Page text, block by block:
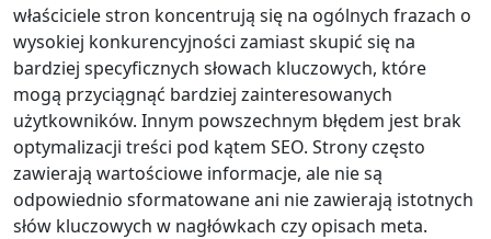
właściciele stron koncentrują się na ogólnych frazach o
wysokiej konkurencyjności zamiast skupić się na
bardziej specyficznych słowach kluczowych, które
mogą przyciągnąć bardziej zainteresowanych
użytkowników. Innym powszechnym błędem jest brak
optymalizacji treści pod kątem SEO. Strony często
zawierają wartościowe informacje, ale nie są
odpowiednio sformatowane ani nie zawierają istotnych
słów kluczowych w nagłówkach czy opisach meta.